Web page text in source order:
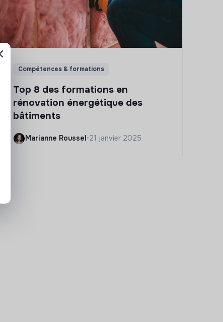
Compétences & formations
Top 8 des formations en
rénovation énergétique des
bâtiments
Marianne Roussel•21 janvier 2025